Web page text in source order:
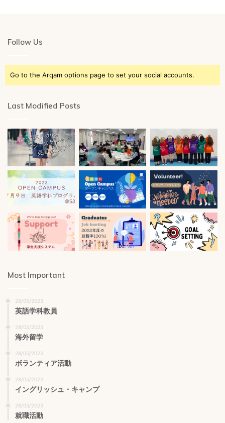
Follow Us
Go to the Arqam options page to set your social accounts.
Last Modified Posts
Most Important
28/05/2023
英語学科教員
28/05/2023
海外留学
28/05/2023
ボランティア活動
28/05/2023
イングリッシュ・キャンプ
28/05/2023
就職活動